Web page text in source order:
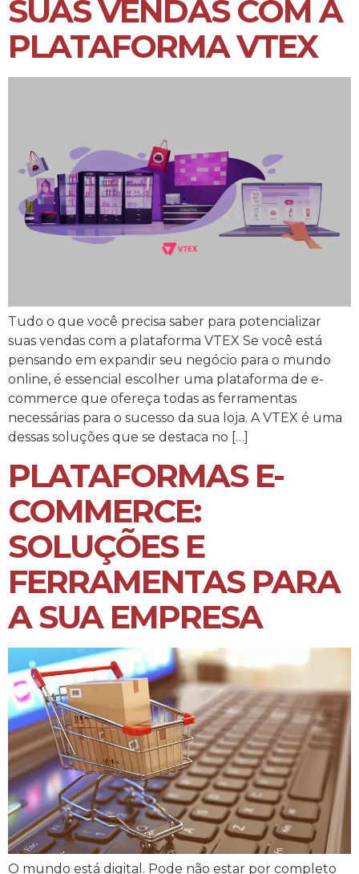
SUAS VENDAS COM A
PLATAFORMA VTEX
Tudo o que você precisa saber para potencializar
suas vendas com a plataforma VTEX Se você está
pensando em expandir seu negócio para o mundo
online, é essencial escolher uma plataforma de e-
commerce que ofereça todas as ferramentas
necessárias para o sucesso da sua loja. A VTEX é uma
dessas soluções que se destaca no […]
PLATAFORMAS E-
COMMERCE:
SOLUÇÕES E
FERRAMENTAS PARA
A SUA EMPRESA
O mundo está digital. Pode não estar por completo